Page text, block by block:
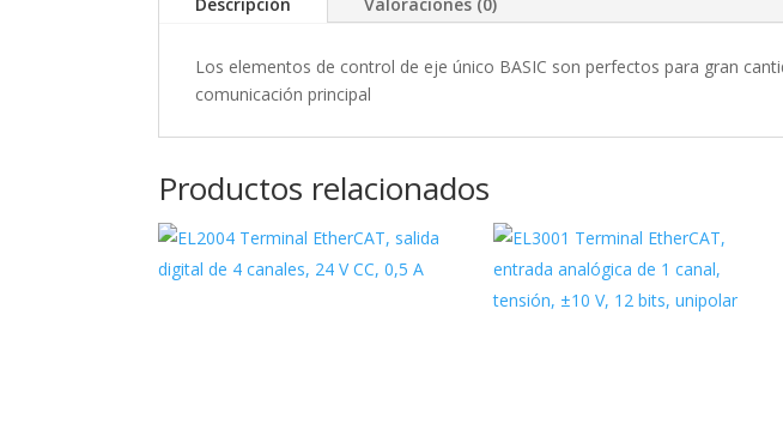
Los elementos de control de eje único BASIC son perfectos para gran
comunicación principal
Productos relacionados